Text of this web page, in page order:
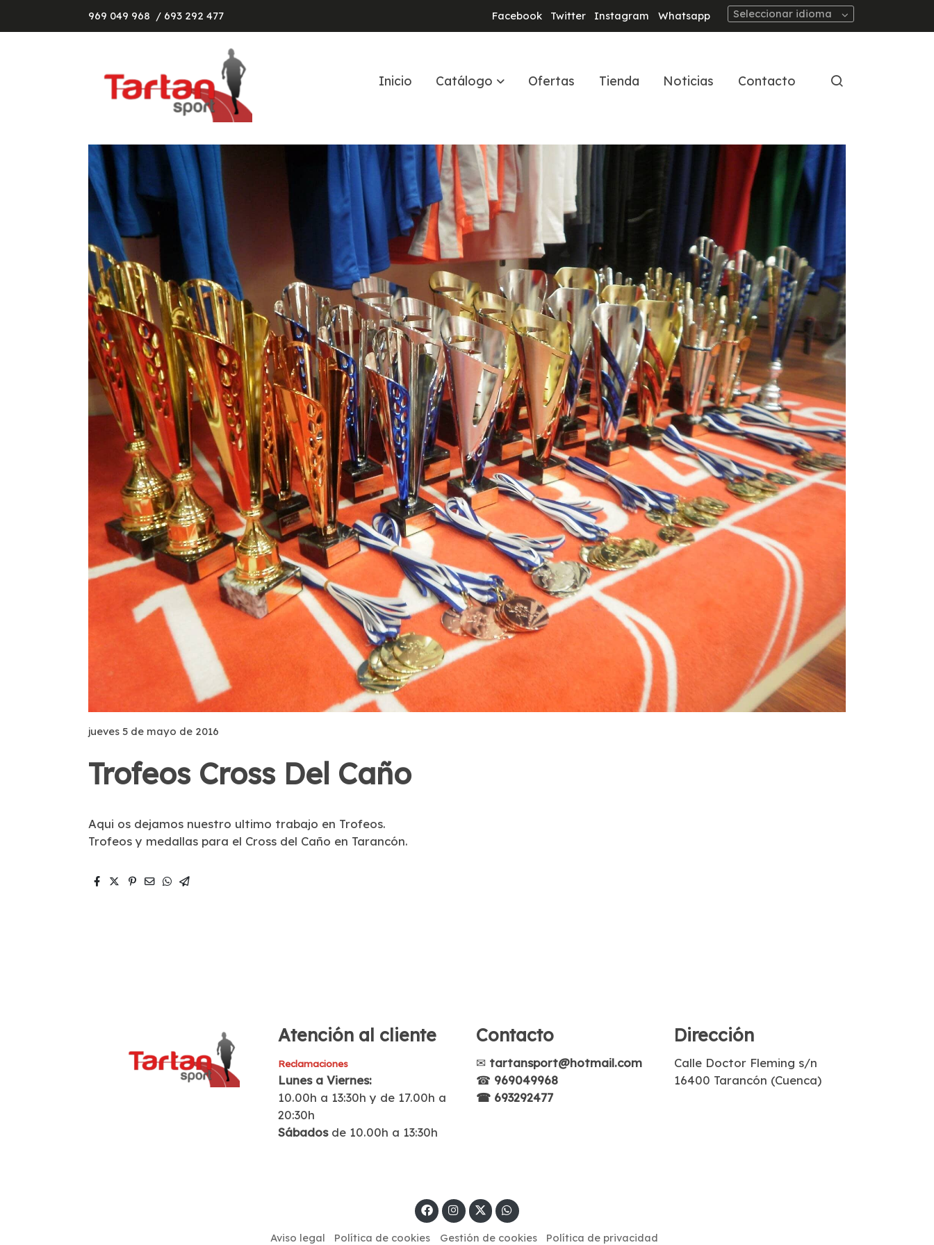
969 049 968 / 693 292 477 Facebook Twitter Instagram Whatsapp Seleccionar idioma
Inicio Catálogo Ofertas Tienda Noticias Contacto
jueves 5 de mayo de 2016
Trofeos Cross Del Caño
Aqui os dejamos nuestro ultimo trabajo en Trofeos.
Trofeos y medallas para el Cross del Caño en Tarancón.
Atención al cliente
Reclamaciones
Lunes a Viernes:
10.00h a 13:30h y de 17.00h a
20:30h
Sábados de 10.00h a 13:30h
Contacto
✉ tartansport@hotmail.com
☎ 969049968
☎ 693292477
Dirección
Calle Doctor Fleming s/n
16400 Tarancón (Cuenca)
Aviso legal Política de cookies Gestión de cookies Política de privacidad